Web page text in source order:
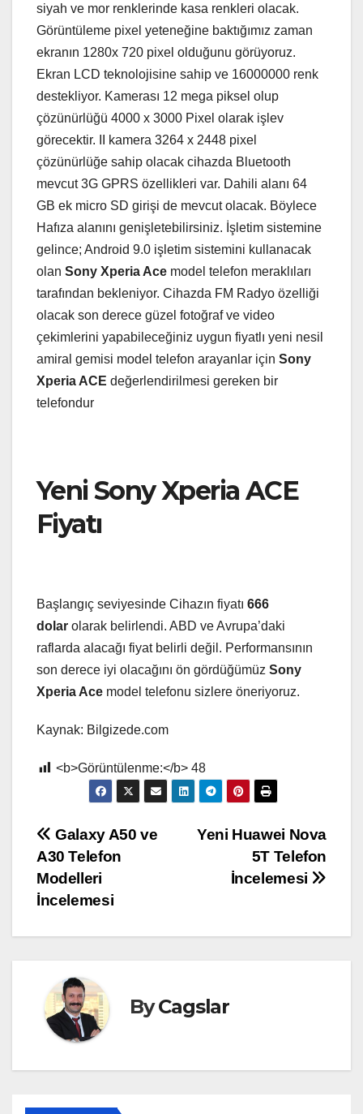
siyah ve mor renklerinde kasa renkleri olacak.
Görüntüleme pixel yeteneğine baktığımız zaman
ekranın 1280x 720 pixel olduğunu görüyoruz.
Ekran LCD teknolojisine sahip ve 16000000 renk
destekliyor. Kamerası 12 mega piksel olup
çözünürlüğü 4000 x 3000 Pixel olarak işlev
görecektir. II kamera 3264 x 2448 pixel
çözünürlüğe sahip olacak cihazda Bluetooth
mevcut 3G GPRS özellikleri var. Dahili alanı 64
GB ek micro SD girişi de mevcut olacak. Böylece
Hafıza alanını genişletebilirsiniz. İşletim sistemine
gelince; Android 9.0 işletim sistemini kullanacak
olan Sony Xperia Ace model telefon meraklıları
tarafından bekleniyor. Cihazda FM Radyo özelliği
olacak son derece güzel fotoğraf ve video
çekimlerini yapabileceğiniz uygun fiyatlı yeni nesil
amiral gemisi model telefon arayanlar için Sony
Xperia ACE değerlendirilmesi gereken bir
telefondur
Yeni Sony Xperia ACE
Fiyatı
Başlangıç seviyesinde Cihazın fiyatı 666
dolar olarak belirlendi. ABD ve Avrupa’daki
raflarda alacağı fiyat belirli değil. Performansının
son derece iyi olacağını ön gördüğümüz Sony
Xperia Ace model telefonu sizlere öneriyoruz.
Kaynak: Bilgizede.com
<b>Görüntülenme:</b> 48
Yazı
gezinmesi
Yeni Huawei Nova
5T Telefon
İncelemesi
Galaxy A50 ve
A30 Telefon
Modelleri
İncelemesi
ByCagslar